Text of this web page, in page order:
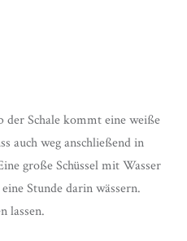
der Schale kommt eine weiße
auch weg anschließend in
große Schüssel mit Wasser
Stunde darin wässern.
lassen.